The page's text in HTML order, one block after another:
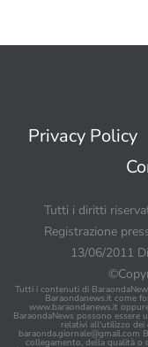
Privacy Policy
Tutti i diritti
Registrazione
13/06/2011
Tutti i contenuti di
Baraondanews.it come
www.baraondanews.it
BaraondaNews possono essere
relativi all'utilizzo
baraonda.giornale@gmail.com
collegamento, della qualità o